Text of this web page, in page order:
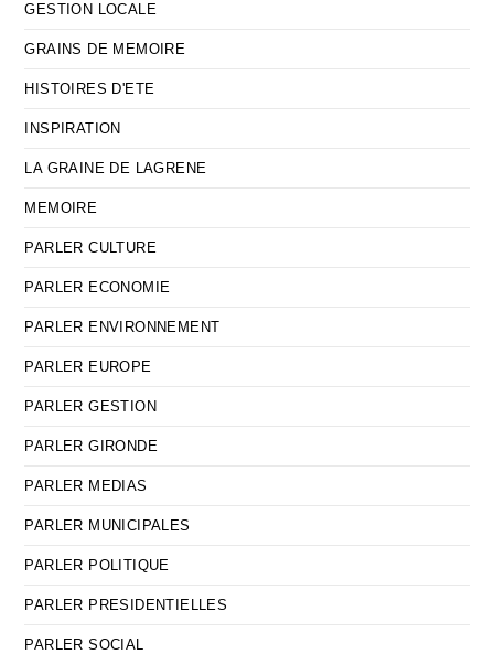
GESTION LOCALE
GRAINS DE MEMOIRE
HISTOIRES D'ETE
INSPIRATION
LA GRAINE DE LAGRENE
MEMOIRE
PARLER CULTURE
PARLER ECONOMIE
PARLER ENVIRONNEMENT
PARLER EUROPE
PARLER GESTION
PARLER GIRONDE
PARLER MEDIAS
PARLER MUNICIPALES
PARLER POLITIQUE
PARLER PRESIDENTIELLES
PARLER SOCIAL